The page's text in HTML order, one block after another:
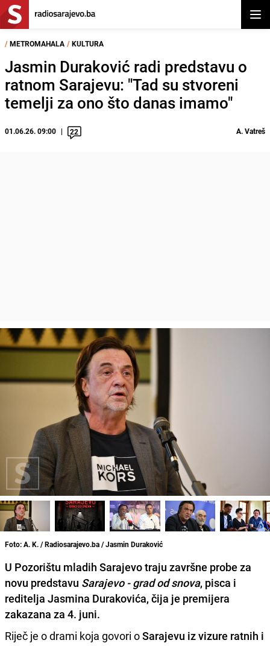
/ METROMAHALA / KULTURA
Jasmin Duraković radi predstavu o
ratnom Sarajevu: "Tad su stvoreni
temelji za ono što danas imamo"
01.06.26. 09:00 22 A. Vatreš
Foto: A. K. / Radiosarajevo.ba / Jasmin Duraković
U Pozorištu mladih Sarajevo traju završne probe za
novu predstavu Sarajevo - grad od snova, pisca i
reditelja Jasmina Durakovića, čija je premijera
zakazana za 4. juni.
Riječ je o drami koja govori oSarajevu iz vizure ratnih i